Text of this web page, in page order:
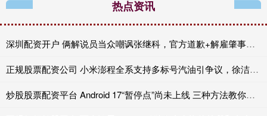
热点资讯
深圳配资开户 俩解说员当众嘲讽张继科，官方道歉+解雇肇事者，有些话不能乱说
正规股票配资公司 小米澎程全系支持多标号汽油引争议，徐洁云：XX
炒股股票配资平台 Android 17“暂停点”尚未上线 三种方法教你提前复制